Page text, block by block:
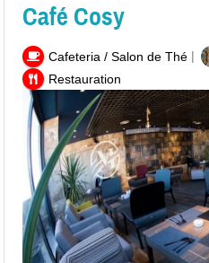
Café Cosy
Cafeteria / Salon de Thé|
Restauration